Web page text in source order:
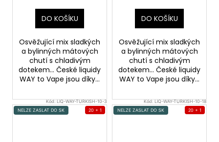
DO KOŠÍKU
Osvěžující mix sladkých
a bylinných mátových
chutí s chladivým
dotekem... České liquidy
WAY to Vape jsou díky...
DO KOŠÍKU
Osvěžující mix sladkých
a bylinných mátových
chutí s chladivým
dotekem... České liquidy
WAY to Vape jsou díky...
Kód:LIQ-WAY-TURKISH-10-3
NELZE ZASLAT DO SK
20 + 1
Kód:LIQ-WAY-TURKISH-10-18
NELZE ZASLAT DO SK
20 + 1